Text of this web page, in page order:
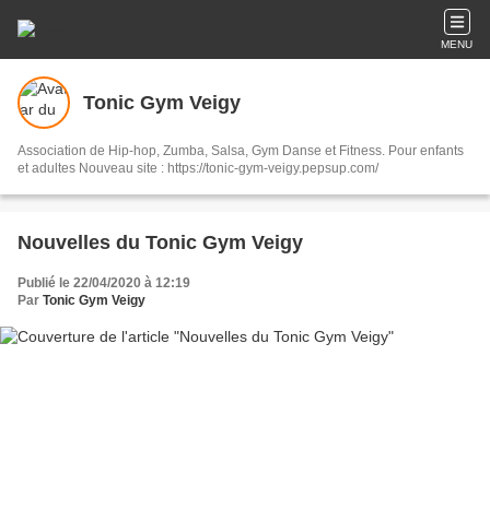
MENU
Tonic Gym Veigy
Association de Hip-hop, Zumba, Salsa, Gym Danse et Fitness. Pour enfants
et adultes Nouveau site : https://tonic-gym-veigy.pepsup.com/
Nouvelles du Tonic Gym Veigy
Publié le 22/04/2020 à 12:19
Par Tonic Gym Veigy